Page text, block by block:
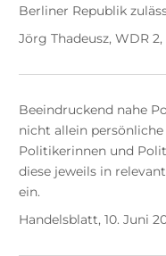
Berliner Republik
Jörg Thadeusz, WDR 2,
Beeindruckend nahe
nicht allein
Politikerinnen und
diese jeweils in
ein.
Handelsblatt, 10. Juni